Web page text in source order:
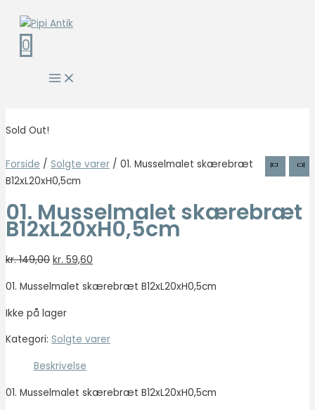
0
Sold Out!
Forside / Solgte varer / 01. Musselmalet skærebræt
B12xL20xH0,5cm
01. Musselmalet skærebræt
B12xL20xH0,5cm
kr.149,00 kr. 59,60
01. Musselmalet skærebræt B12xL20xH0,5cm
Ikke på lager
Kategori: Solgte varer
Beskrivelse
01. Musselmalet skærebræt B12xL20xH0,5cm